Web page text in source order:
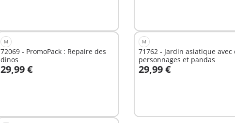
M
72069 - PromoPack : Repaire des
dinos
29,99 €
Au panier
M
71762 - Jardin asiatique avec
personnages et pandas
29,99 €
Au panier